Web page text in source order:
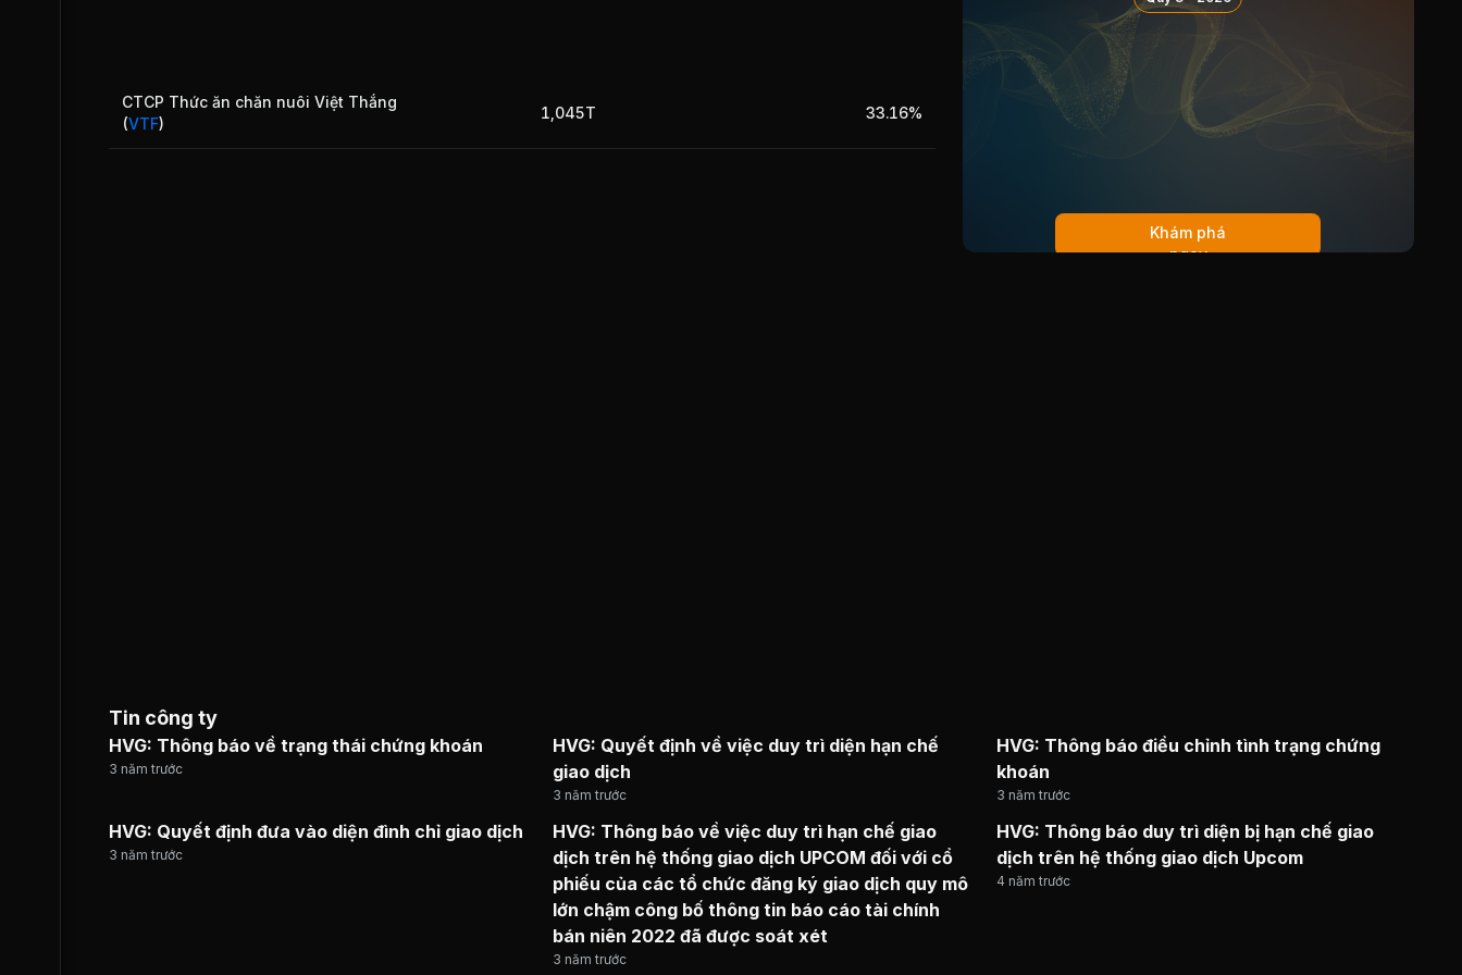
CTCP Thức ăn chăn nuôi Việt Thắng
(VTF)
1,045T 33.16%
Cổ tức bằng Tiền, tỷ lệ 10%
Khám phá
ngay
Tin công ty
HVG: Thông báo về trạng thái chứng khoán
3 năm trước
HVG: Quyết định về việc duy trì diện hạn chế
giao dịch
3 năm trước
HVG: Thông báo điều chỉnh tình trạng chứng
khoán
3 năm trước
HVG: Quyết định đưa vào diện đình chỉ giao dịch
3 năm trước
HVG: Thông báo về việc duy trì hạn chế giao
dịch trên hệ thống giao dịch UPCOM đối với cổ
phiếu của các tổ chức đăng ký giao dịch quy mô
lớn chậm công bố thông tin báo cáo tài chính
bán niên 2022 đã được soát xét
3 năm trước
HVG: Thông báo duy trì diện bị hạn chế giao
dịch trên hệ thống giao dịch Upcom
4 năm trước